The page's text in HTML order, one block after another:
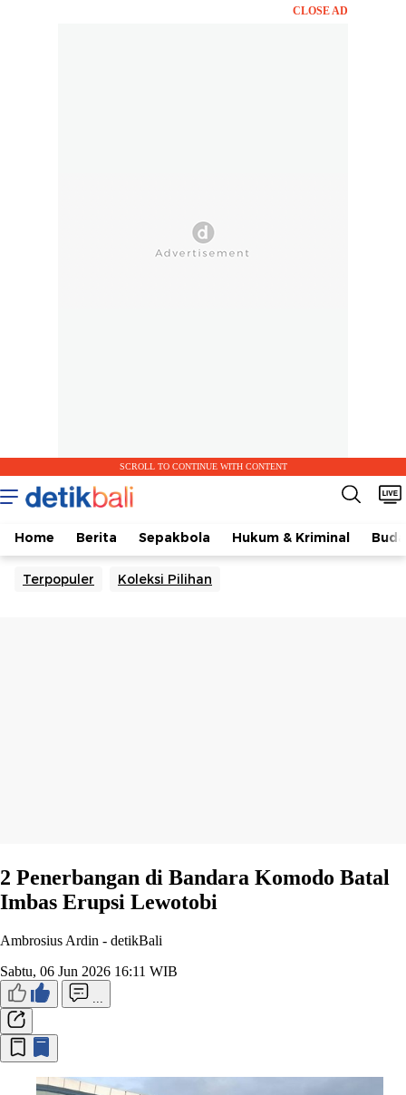
CLOSE AD
SCROLL TO CONTINUE WITH CONTENT
Home Berita Sepakbola Hukum & Kriminal
Terpopuler Koleksi Pilihan
2 Penerbangan di Bandara Komodo Batal
Imbas Erupsi Lewotobi
Ambrosius Ardin - detikBali
Sabtu, 06 Jun 2026 16:11 WIB